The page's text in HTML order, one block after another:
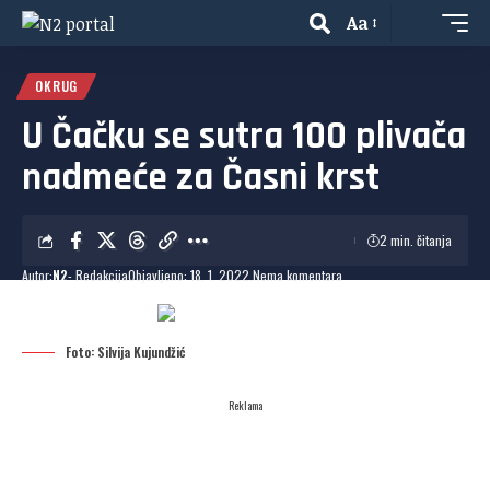
Aa
OKRUG
U Čačku se sutra 100 plivača
nadmeće za Časni krst
Autor:N2- RedakcijaObjavljeno: 18. 1. 2022. Nema komentara
2 min. čitanja
Foto: Silvija Kujundžić
Reklama